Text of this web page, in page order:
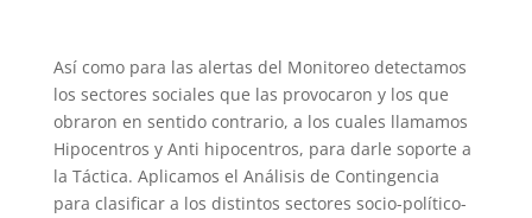
Así como para las alertas del Monitoreo detectamos
los sectores sociales que las provocaron y los que
obraron en sentido contrario, a los cuales llamamos
Hipocentros y Anti hipocentros, para darle soporte a
la Táctica. Aplicamos el Análisis de Contingencia
para clasificar a los distintos sectores socio-político-